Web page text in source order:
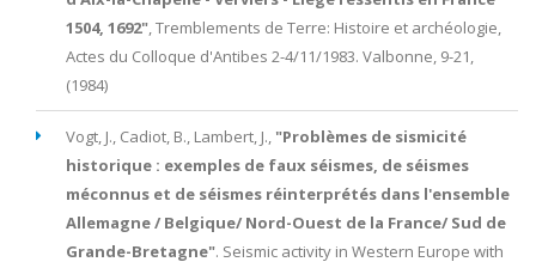
1504, 1692",Tremblements de Terre: Histoire et archéologie,
Actes du Colloque d'Antibes 2-4/11/1983. Valbonne, 9-21,
(1984)
Vogt, J., Cadiot, B., Lambert, J., "Problèmes de sismicité
historique : exemples de faux séismes, de séismes
méconnus et de séismes réinterprétés dans l'ensemble
Allemagne / Belgique/ Nord-Ouest de la France/ Sud de
Grande-Bretagne". Seismic activity in Western Europe with